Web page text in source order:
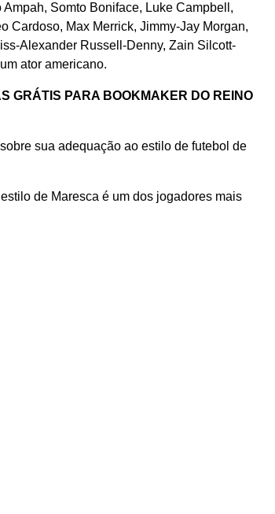
Somto Boniface, Luke Campbell,
Cardoso, Max Merrick, Jimmy-Jay Morgan,
Alexander Russell-Denny, Zain Silcott-
ator americano.
GRÁTIS PARA BOOKMAKER DO REINO
sua adequação ao estilo de futebol de
de Maresca é um dos jogadores mais